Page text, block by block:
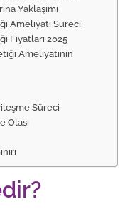
Yaklaşımı
Ameliyatı Süreci
Fiyatları 2025
Ameliyatının
Süreci
Olası